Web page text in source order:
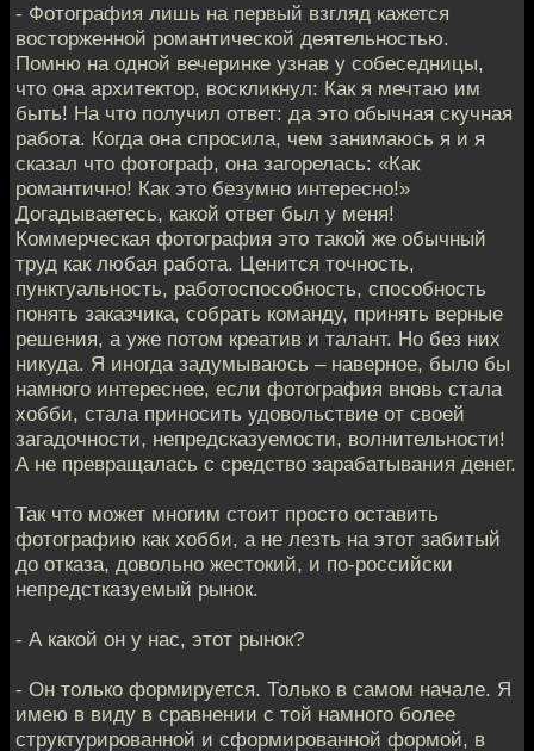
- Фотография лишь на первый взгляд кажется
восторженной романтической деятельностью.
Помню на одной вечеринке узнав у собеседницы,
что она архитектор, воскликнул: Как я мечтаю им
быть! На что получил ответ: да это обычная скучная
работа. Когда она спросила, чем занимаюсь я и я
сказал что фотограф, она загорелась: «Как
романтично! Как это безумно интересно!»
Догадываетесь, какой ответ был у меня!
Коммерческая фотография это такой же обычный
труд как любая работа. Ценится точность,
пунктуальность, работоспособность, способность
понять заказчика, собрать команду, принять верные
решения, а уже потом креатив и талант. Но без них
никуда. Я иногда задумываюсь – наверное, было бы
намного интереснее, если фотография вновь стала
хобби, стала приносить удовольствие от своей
загадочности, непредсказуемости, волнительности!
А не превращалась с средство зарабатывания денег.
Так что может многим стоит просто оставить
фотографию как хобби, а не лезть на этот забитый
до отказа, довольно жестокий, и по-российски
непредстказуемый рынок.
- А какой он у нас, этот рынок?
- Он только формируется. Только в самом начале. Я
имею в виду в сравнении с той намного более
структурированной и сформированной формой, в